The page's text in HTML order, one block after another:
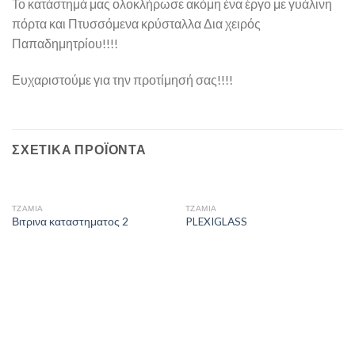
Το κατάστημά μας ολοκλήρωσε ακόμη ένα έργο με γυάλινη
πόρτα και Πτυσσόμενα κρύσταλλα Δια χειρός
Παπαδημητρίου!!!!
Ευχαριστούμε για την προτίμησή σας!!!!
ΣΧΕΤΙΚΆ ΠΡΟΪΌΝΤΑ
ΤΖΆΜΙΑ
Βιτρινα καταστηματος 2
ΤΖΆΜΙΑ
PLEXIGLASS